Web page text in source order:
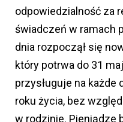
odpowiedzialność za
świadczeń w ramach
dnia rozpoczął się
który potrwa do 31
przysługuje na każde
roku życia, bez
w rodzinie. Pieniądze